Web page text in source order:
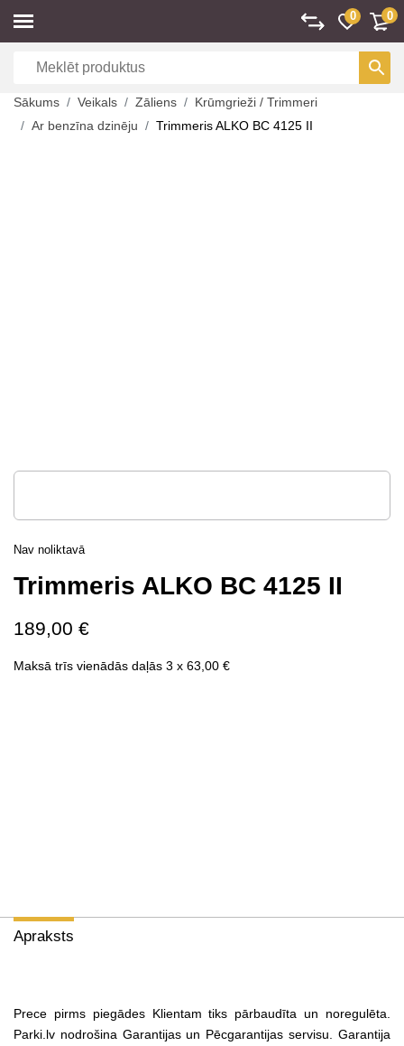
0 0
Sākums Veikals Zāliens
Krūmgrieži / Trimmeri
Ar benzīna dzinēju
Trimmeris ALKO BC 4125 II
Trimmeris ALKO BC 4125 II
Maksā trīs vienādās daļās 3 x 63,00 €
189,00 €
Nav noliktavā
Apraksts
Prece pirms piegādes Klientam tiks pārbaudīta un noregulēta.
Parki.lv nodrošina Garantijas un Pēcgarantijas servisu. Garantija